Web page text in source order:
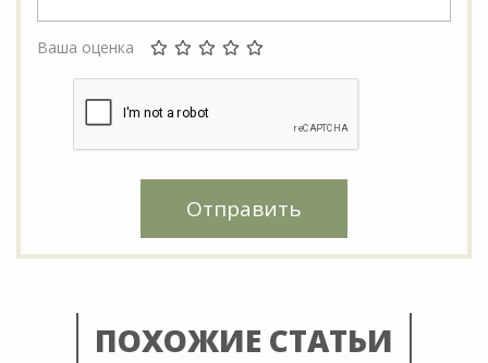
Ваша оценка
Отправить
ПОХОЖИЕ СТАТЬИ